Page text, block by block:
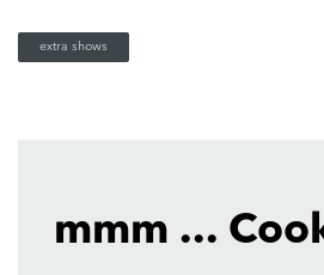
extra shows
mmm ...